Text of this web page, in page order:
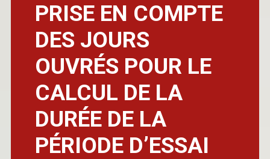
PRISE EN COMPTE
DES JOURS
OUVRÉS POUR LE
CALCUL DE LA
DURÉE DE LA
PÉRIODE D’ESSAI